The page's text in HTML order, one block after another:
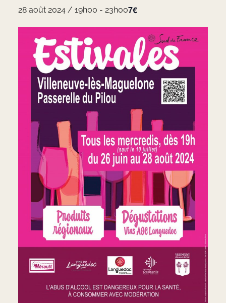
28 août 2024 / 19h00 - 23h007€